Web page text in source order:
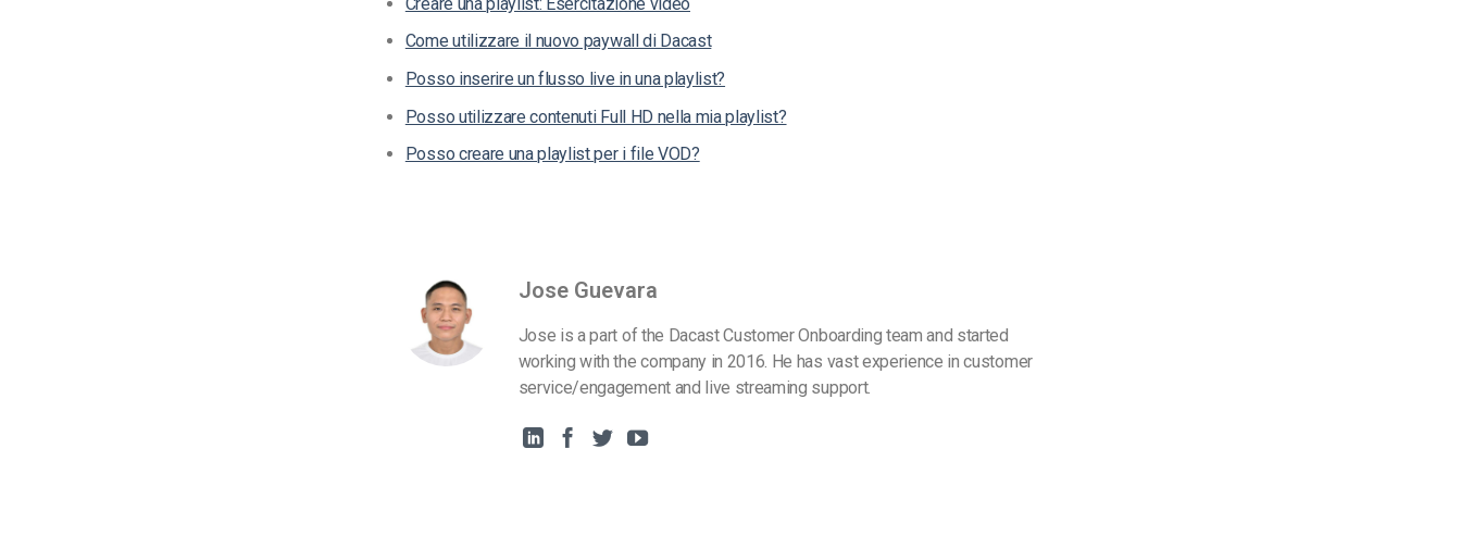
Come utilizzare il nuovo paywall di Dacast
Posso inserire un flusso live in una playlist?
Posso utilizzare contenuti Full HD nella mia playlist?
Posso creare una playlist per i file VOD?
Jose Guevara
Jose is a part of the Dacast Customer Onboarding team and started
working with the company in 2016. He has vast experience in customer
service/engagement and live streaming support.